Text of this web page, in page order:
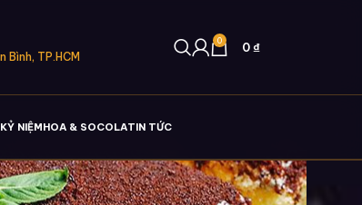
Bình, TP.HCM
0 0₫
NIỆMHOA & SOCOLATIN TỨC